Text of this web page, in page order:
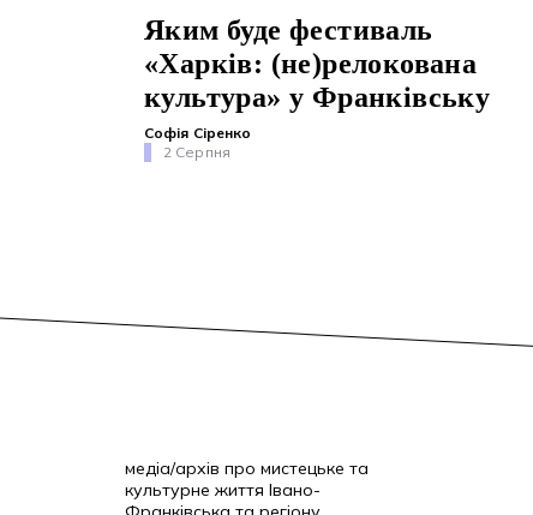
Яким буде фестиваль
«Харків: (не)релокована
культура» у Франківську
Софія Сіренко
2 Серпня
медіа/архів про мистецьке та
культурне життя Івано-